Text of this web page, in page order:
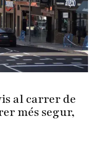
al carrer de
més segur,